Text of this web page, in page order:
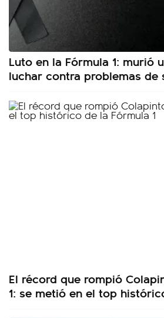
Luto en la Fórmula 1: murió
luchar contra problemas de
El récord que rompió
1: se metió en el top